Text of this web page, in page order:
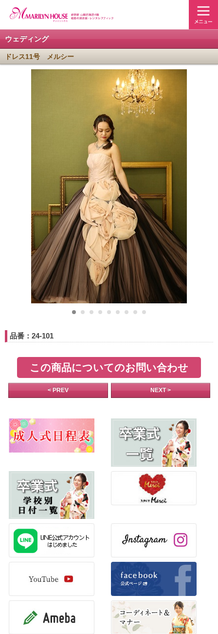
ウェディング
ドレス11号 メルシー
品番：24-101
この商品についてのお問い合わせ
< PREV NEXT >